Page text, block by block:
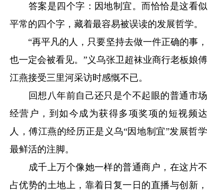
答案是四个字：因地制宜。而恰恰是这看似
平常的四个字，藏着最容易被误读的发展哲学。
“再平凡的人，只要坚持去做一件正确的事，
也一定会被看见。”义乌张卫超袜业商行老板娘傅
江燕接受三里河采访时感慨不已。
回想八年前自己还只是个不起眼的普通市场
经营户，到如今成为获得多项奖项的短视频达
人，傅江燕的经历正是义乌“因地制宜”发展哲学
最鲜活的注脚。
成千上万个像她一样的普通商户，在这片不
占优势的土地上，靠着日复一日的直播与创新，